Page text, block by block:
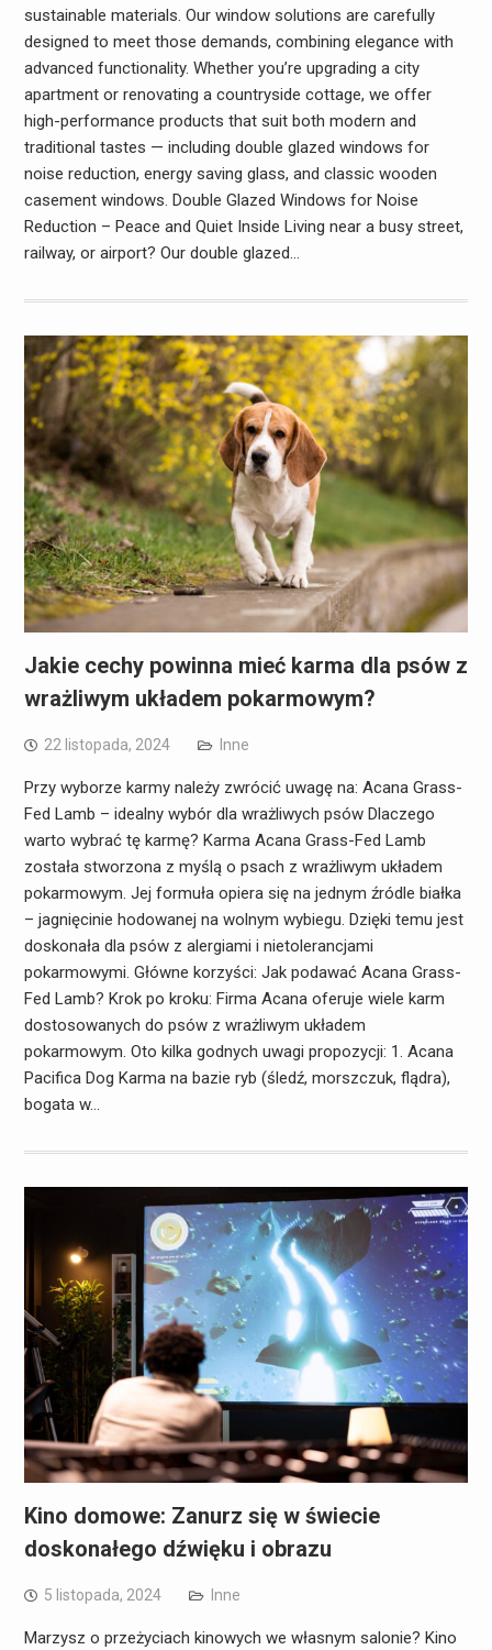
sustainable materials. Our window solutions are carefully
designed to meet those demands, combining elegance with
advanced functionality. Whether you’re upgrading a city
apartment or renovating a countryside cottage, we offer
high-performance products that suit both modern and
traditional tastes — including double glazed windows for
noise reduction, energy saving glass, and classic wooden
casement windows. Double Glazed Windows for Noise
Reduction – Peace and Quiet Inside Living near a busy street,
railway, or airport? Our double glazed…
Jakie cechy powinna mieć karma dla psów z
wrażliwym układem pokarmowym?
22 listopada, 2024 Inne
Przy wyborze karmy należy zwrócić uwagę na: Acana Grass-
Fed Lamb – idealny wybór dla wrażliwych psów Dlaczego
warto wybrać tę karmę? Karma Acana Grass-Fed Lamb
została stworzona z myślą o psach z wrażliwym układem
pokarmowym. Jej formuła opiera się na jednym źródle białka
– jagnięcinie hodowanej na wolnym wybiegu. Dzięki temu jest
doskonała dla psów z alergiami i nietolerancjami
pokarmowymi. Główne korzyści: Jak podawać Acana Grass-
Fed Lamb? Krok po kroku: Firma Acana oferuje wiele karm
dostosowanych do psów z wrażliwym układem
pokarmowym. Oto kilka godnych uwagi propozycji: 1. Acana
Pacifica Dog Karma na bazie ryb (śledź, morszczuk, flądra),
bogata w…
Kino domowe: Zanurz się w świecie
doskonałego dźwięku i obrazu
5 listopada, 2024 Inne
Marzysz o przeżyciach kinowych we własnym salonie? Kino